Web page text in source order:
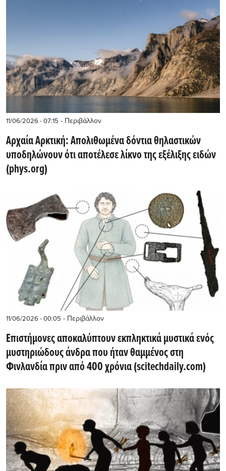
11/06/2026 - 07:15 - Περιβάλλον
Αρχαία Αρκτική: Απολιθωμένα δόντια θηλαστικών
υποδηλώνουν ότι αποτέλεσε λίκνο της εξέλιξης ειδών
(phys.org)
11/06/2026 - 00:05 - Περιβάλλον
Επιστήμονες αποκαλύπτουν εκπληκτικά μυστικά ενός
μυστηριώδους άνδρα που ήταν θαμμένος στη
Φινλανδία πριν από 400 χρόνια (scitechdaily.com)